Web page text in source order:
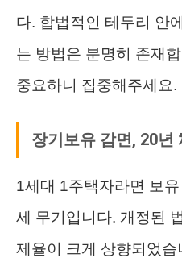
다. 합법적인 테두리 안
는 방법은 분명히 존재
중요하니 집중해주세요.
장기보유 감면, 20년
1세대 1주택자라면 보
세 무기입니다. 개정된
제율이 크게 상향되었